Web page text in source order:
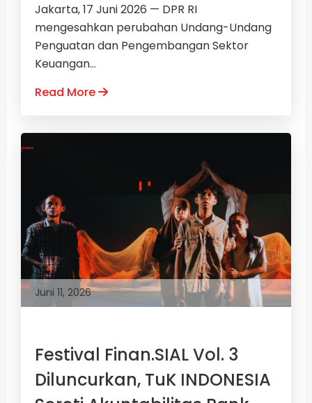
Jakarta, 17 Juni 2026 — DPR RI
mengesahkan perubahan Undang-Undang
Penguatan dan Pengembangan Sektor
Keuangan...
Read More
Juni 11, 2026
Festival Finan.SIAL Vol. 3
Diluncurkan, TuK INDONESIA